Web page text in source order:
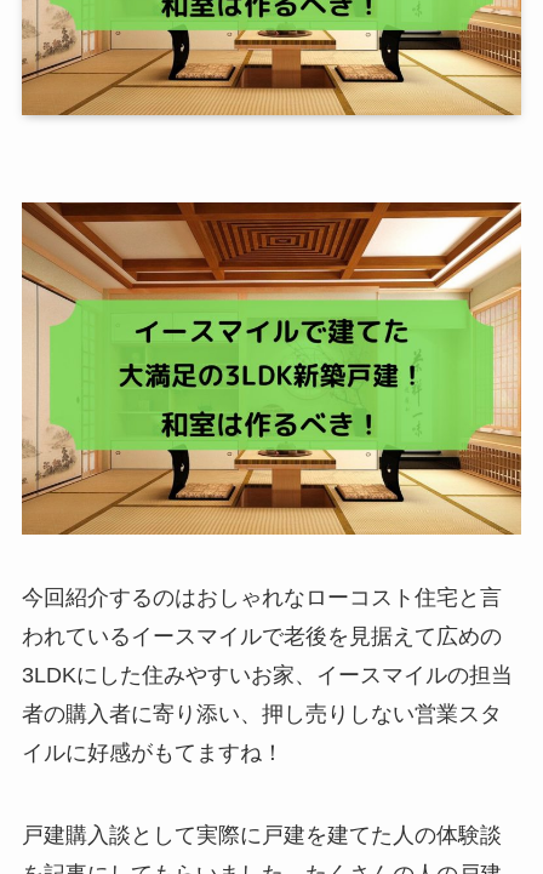
今回紹介するのはおしゃれなローコスト住宅と言
われているイースマイルで老後を見据えて広めの
3LDKにした住みやすいお家、イースマイルの担当
者の購入者に寄り添い、押し売りしない営業スタ
イルに好感がもてますね！
戸建購入談として実際に戸建を建てた人の体験談